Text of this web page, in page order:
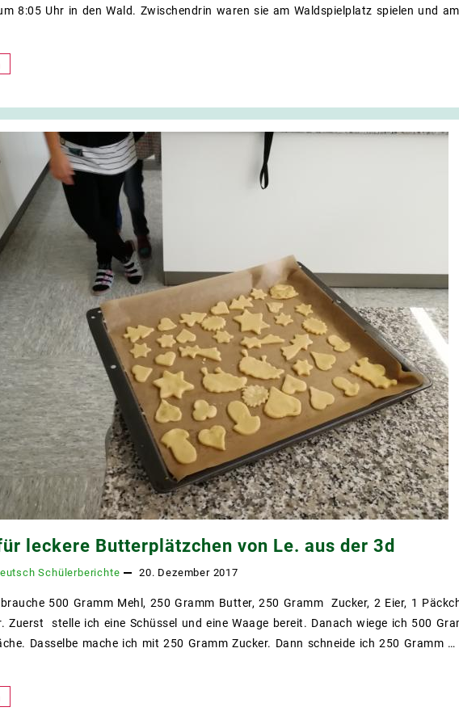
8:05 Uhr in den Wald. Zwischendrin waren sie am Waldspielplatz spielen und
leckere Butterplätzchen von Le. aus der 3d
Schülerberichte 20. Dezember 2017
500 Gramm Mehl, 250 Gramm Butter, 250 Gramm Zucker, 2 Eier, 1
Zuerst stelle ich eine Schüssel und eine Waage bereit. Danach wiege ich 500
Dasselbe mache ich mit 250 Gramm Zucker. Dann schneide ich 250 Gramm …